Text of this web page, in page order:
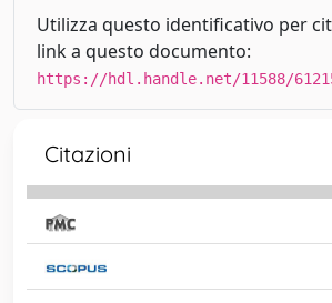
Utilizza questo identificativo per
link a questo documento:
https://hdl.handle.net/11588/
Citazioni